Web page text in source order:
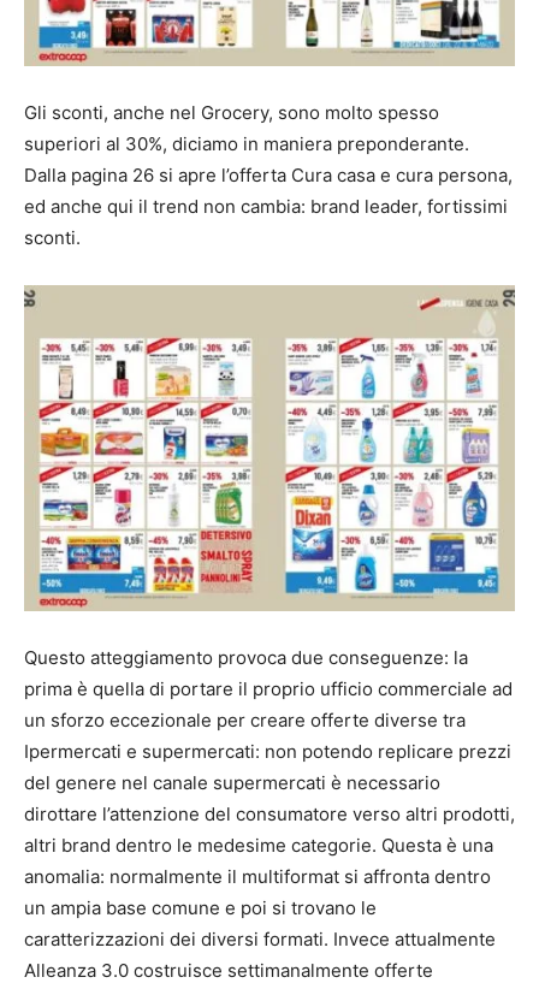
Gli sconti, anche nel Grocery, sono molto spesso
superiori al 30%, diciamo in maniera preponderante.
Dalla pagina 26 si apre l’offerta Cura casa e cura persona,
ed anche qui il trend non cambia: brand leader, fortissimi
sconti.
Questo atteggiamento provoca due conseguenze: la
prima è quella di portare il proprio ufficio commerciale ad
un sforzo eccezionale per creare offerte diverse tra
Ipermercati e supermercati: non potendo replicare prezzi
del genere nel canale supermercati è necessario
dirottare l’attenzione del consumatore verso altri prodotti,
altri brand dentro le medesime categorie. Questa è una
anomalia: normalmente il multiformat si affronta dentro
un ampia base comune e poi si trovano le
caratterizzazioni dei diversi formati. Invece attualmente
Alleanza 3.0 costruisce settimanalmente offerte